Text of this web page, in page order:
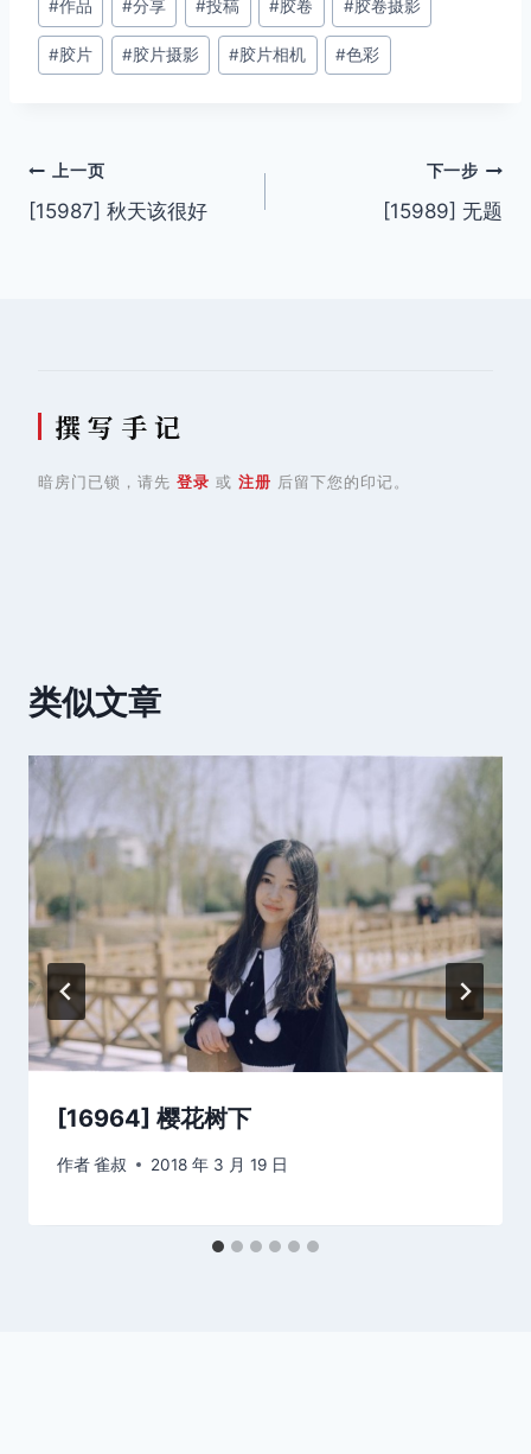
章
标
#作品 #分享 #投稿 #胶卷 #胶卷摄影
#胶片 #胶片摄影 #胶片相机 #色彩
文
章
上一页
[15987] 秋天该很好
下一步
[15989] 无题
撰 写 手 记
暗房门已锁，请先 登录 或 注册 后留下您的印记。
类似文章
[16964] 樱花树下
作者雀叔 2018 年 3 月 19 日